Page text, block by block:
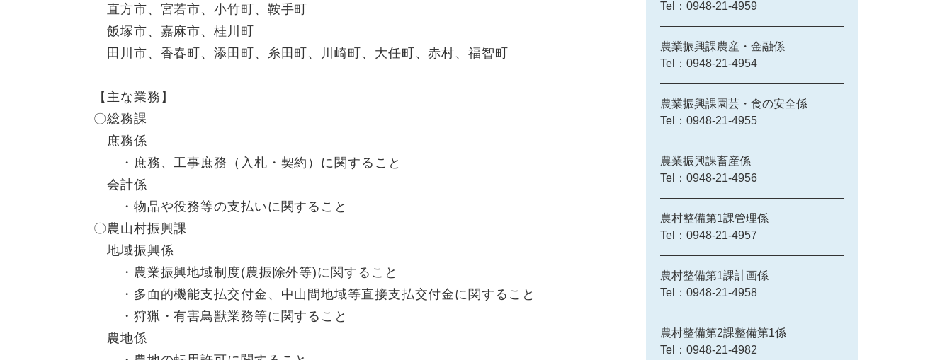
直方市、宮若市、小竹町、鞍手町
飯塚市、嘉麻市、桂川町
田川市、香春町、添田町、糸田町、川崎町、大任町、赤村、福智町
【主な業務】
〇総務課
庶務係
・庶務、工事庶務（入札・契約）に関すること
会計係
・物品や役務等の支払いに関すること
〇農山村振興課
地域振興係
・農業振興地域制度(農振除外等)に関すること
・多面的機能支払交付金、中山間地域等直接支払交付金に関すること
・狩猟・有害鳥獣業務等に関すること
農地係
Tel：0948-21-4959
農業振興課農産・金融係
Tel：0948-21-4954
農業振興課園芸・食の安全係
Tel：0948-21-4955
農業振興課畜産係
Tel：0948-21-4956
農村整備第1課管理係
Tel：0948-21-4957
農村整備第1課計画係
Tel：0948-21-4958
農村整備第2課整備第1係
Tel：0948-21-4982